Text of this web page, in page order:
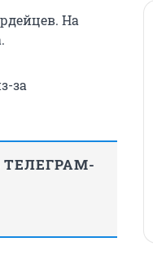
На
за